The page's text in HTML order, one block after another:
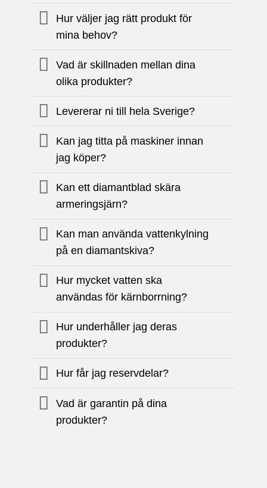
Hur väljer jag rätt produkt för
mina behov?
Vad är skillnaden mellan dina
olika produkter?
Levererar ni till hela Sverige?
Kan jag titta på maskiner innan
jag köper?
Kan ett diamantblad skära
armeringsjärn?
Kan man använda vattenkylning
på en diamantskiva?
Hur mycket vatten ska
användas för kärnborrning?
Hur underhåller jag deras
produkter?
Hur får jag reservdelar?
Vad är garantin på dina
produkter?